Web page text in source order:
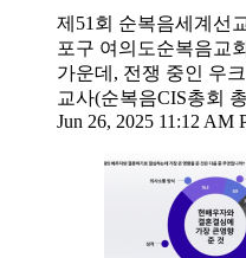
제51회 순복음세계선
포구 여의도순복음교
가운데, 전쟁 중인 우
교사(순복음CIS총회
Jun 26, 2025 11:12 AM